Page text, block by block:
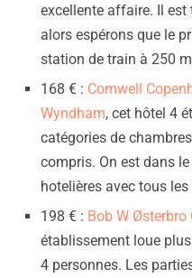
excellente affaire. Il
alors espérons que le
station de train à 250
168 € : Comwell
Wyndham, cet hôtel 4
catégories de
compris. On est dans
hotelières avec tous
198 € : Bob W Østerbro
établissement loue
4 personnes. Les